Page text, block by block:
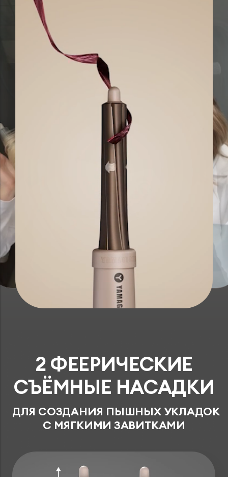
2 ФЕЕРИЧЕСКИЕ
СЪЁМНЫЕ НАСАДКИ
ДЛЯ СОЗДАНИЯ ПЫШНЫХ УКЛАДОК
С МЯГКИМИ ЗАВИТКАМИ